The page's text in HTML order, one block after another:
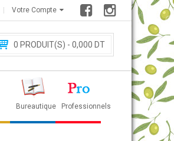
Votre Compte
0 PRODUIT(S) - 0,000 DT
Bureautique Professionnels